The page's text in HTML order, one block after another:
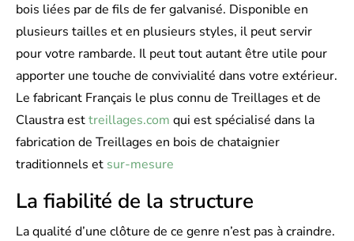
bois liées par de fils de fer galvanisé. Disponible en
plusieurs tailles et en plusieurs styles, il peut servir
pour votre rambarde. Il peut tout autant être utile pour
apporter une touche de convivialité dans votre extérieur.
Le fabricant Français le plus connu de Treillages et de
Claustra esttreillages.com qui est spécialisé dans la
fabrication de Treillages en bois de chataignier
traditionnels et sur-mesure
La fiabilité de la structure
La qualité d’une clôture de ce genre n’est pas à craindre.